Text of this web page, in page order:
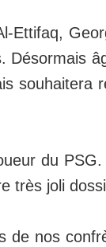
Ettifaq,
Désormais
souhaitera
du
très joli
de nos